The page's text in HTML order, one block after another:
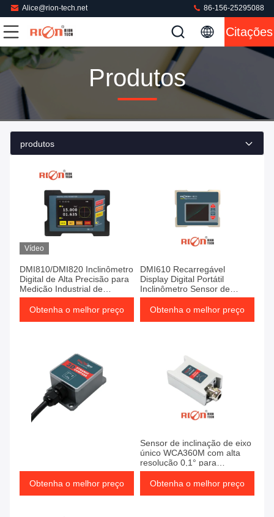
Alice@rion-tech.net 86-156-25295088
Citações
Produtos
produtos
Vídeo
DMI810/DMI820 Inclinômetro
Digital de Alta Precisão para
Medição Industrial de
Ângulo.
Obtenha o melhor preço
DMI610 Recarregável
Display Digital Portátil
Inclinômetro Sensor de
inclinação de alta precisão
Sensor de inclinação
Obtenha o melhor preço
Obtenha o melhor preço
Sensor de inclinação de eixo
único WCA360M com alta
resolução 0,1° para
rastreamento fotovoltaico
solar e entrada de alta
Obtenha o melhor preço